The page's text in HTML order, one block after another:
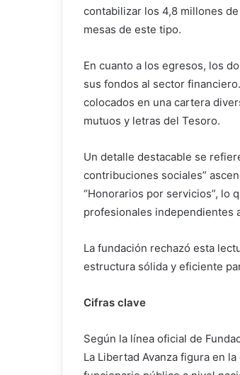
contabilizar los 4,8 millones
mesas de este tipo.
En cuanto a los egresos, los
sus fondos al sector
colocados en una cartera
mutuos y letras del Tesoro.
Un detalle destacable se
contribuciones sociales”
“Honorarios por servicios”, lo
profesionales independientes
La fundación rechazó esta
estructura sólida y eficiente
Cifras clave
Según la línea oficial de
La Libertad Avanza figura en